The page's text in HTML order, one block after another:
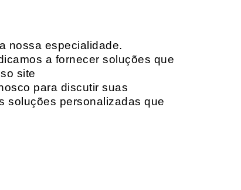
nossa especialidade.
a fornecer soluções que
site
para discutir suas
soluções personalizadas que